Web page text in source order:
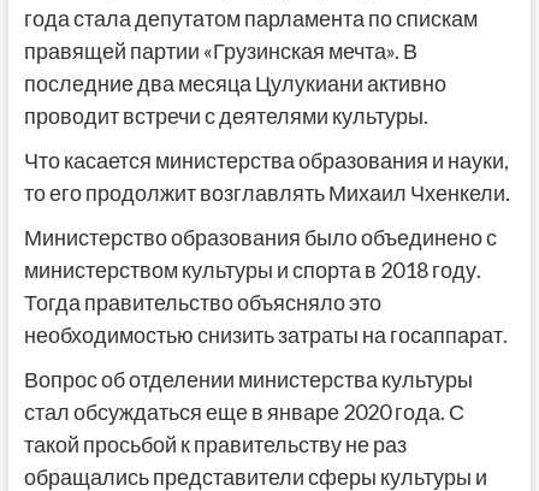
года стала депутатом парламента по спискам
правящей партии «Грузинская мечта». В
последние два месяца Цулукиани активно
проводит встречи с деятелями культуры.
Что касается министерства образования и науки,
то его продолжит возглавлять Михаил Чхенкели.
Министерство образования было объединено с
министерством культуры и спорта в 2018 году.
Тогда правительство объясняло это
необходимостью снизить затраты на госаппарат.
Вопрос об отделении министерства культуры
стал обсуждаться еще в январе 2020 года. С
такой просьбой к правительству не раз
обращались представители сферы культуры и